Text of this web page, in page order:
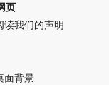
页
读我们的声明
面背景